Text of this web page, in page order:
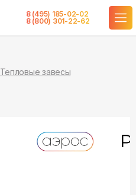
8 (495) 185-02-02
8 (800) 301-22-62
Тепловые завесы